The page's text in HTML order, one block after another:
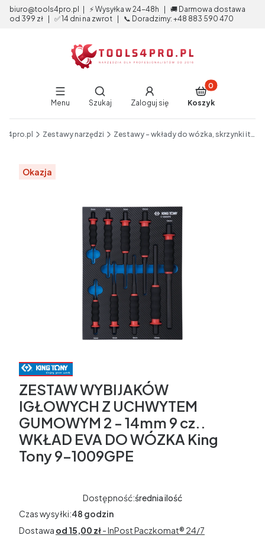
biuro@tools4pro.pl | ⚡ Wysyłka w 24-48h | 🚚 Darmowa dostawa
od 399 zł | ✅ 14 dni na zwrot | 📞 Doradzimy: +48 883 590 470
Menu
Otwórz wyszukiwarkę
Szukaj Zaloguj się
Produkty w
Koszyk
Zestawy narzędzi Zestawy - wkłady do wózka, skrzynki itp.
Etykiety
Okazja
ZESTAW WYBIJAKÓW
IGŁOWYCH Z UCHWYTEM
GUMOWYM 2 - 14mm 9 cz..
WKŁAD EVA DO WÓZKA King
Tony 9-1009GPE
Dostępność:średnia ilość
Czas wysyłki:48 godzin
Dostawa od 15,00 zł- InPost Paczkomat® 24/7